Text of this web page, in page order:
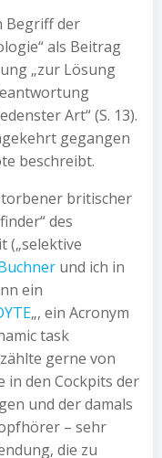
Begriff der
als Beitrag
„zur Lösung
Art“ (S. 13).
gegangen
beschreibt.
britischer
des
(„selektive
und ich in
ein
„, ein Acronym
task
gerne von
in den Cockpits der
und der damals
– sehr
die zu